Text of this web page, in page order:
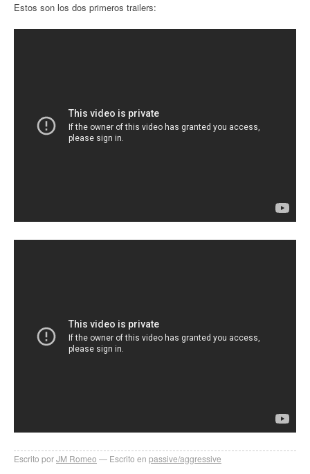
Estos son los dos primeros trailers:
Escrito porJM Romeo Escrito en passive/aggressive